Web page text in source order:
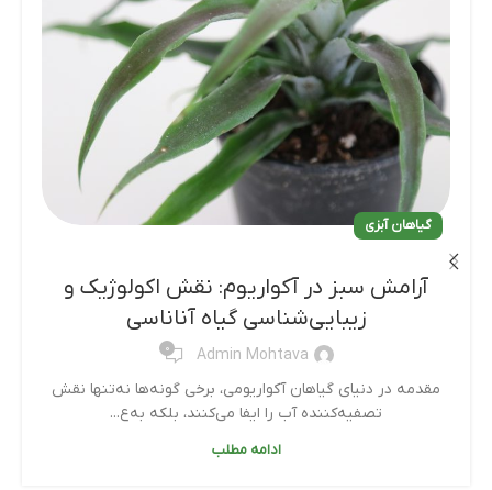
گیاهان آبزی
آرامش سبز در آکواریوم: نقش اکولوژیک و
زیبایی‌شناسی گیاه آناناسی
Admin Mohtava
0
مقدمه در دنیای گیاهان آکواریومی، برخی گونه‌ها نه‌تنها نقش
تصفیه‌کننده آب را ایفا می‌کنند، بلکه به‌ع...
ادامه مطلب